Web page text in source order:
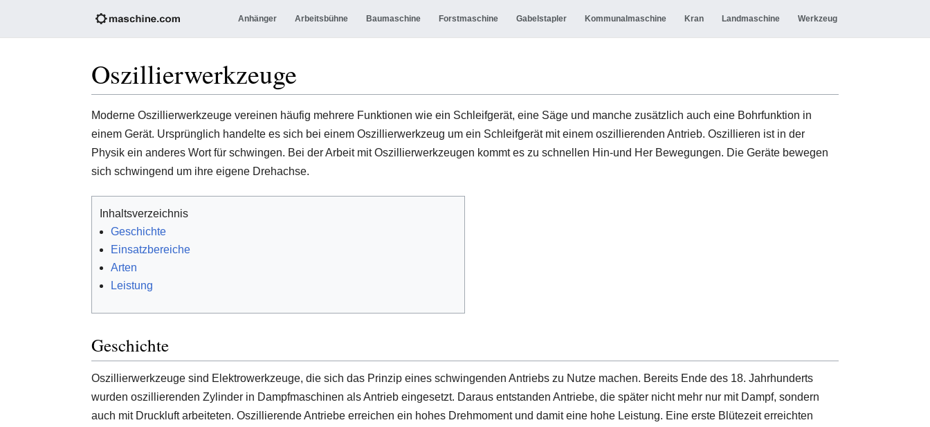
Anhänger Arbeitsbühne Baumaschine Forstmaschine Gabelstapler Kommunalmaschine Kran Landmaschine Werkzeug
Oszillierwerkzeuge
Moderne Oszillierwerkzeuge vereinen häufig mehrere Funktionen wie ein Schleifgerät, eine Säge und manche zusätzlich auch eine Bohrfunktion in
einem Gerät. Ursprünglich handelte es sich bei einem Oszillierwerkzeug um ein Schleifgerät mit einem oszillierenden Antrieb. Oszillieren ist in der
Physik ein anderes Wort für schwingen. Bei der Arbeit mit Oszillierwerkzeugen kommt es zu schnellen Hin-und Her Bewegungen. Die Geräte bewegen
sich schwingend um ihre eigene Drehachse.
Inhaltsverzeichnis
Geschichte
Einsatzbereiche
Arten
Leistung
Geschichte
Oszillierwerkzeuge sind Elektrowerkzeuge, die sich das Prinzip eines schwingenden Antriebs zu Nutze machen. Bereits Ende des 18. Jahrhunderts
wurden oszillierenden Zylinder in Dampfmaschinen als Antrieb eingesetzt. Daraus entstanden Antriebe, die später nicht mehr nur mit Dampf, sondern
auch mit Druckluft arbeiteten. Oszillierende Antriebe erreichen ein hohes Drehmoment und damit eine hohe Leistung. Eine erste Blütezeit erreichten